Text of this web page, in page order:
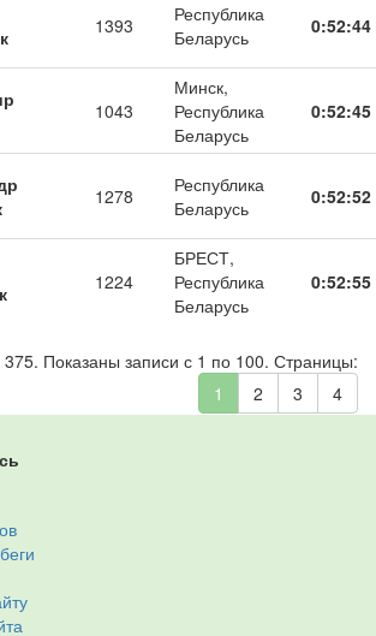
1393
Республика
Беларусь
0:52:44
1043
Минск,
Республика
Беларусь
0:52:45
1278
Республика
Беларусь
0:52:52
1224
БРЕСТ,
Республика
Беларусь
0:52:55
375. Показаны записи с 1 по 100. Страницы:
1
2 3 4